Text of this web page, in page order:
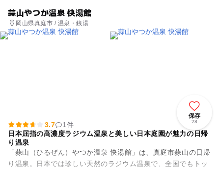
蒜山やつか温泉 快湯館
岡山県真庭市 / 温泉・銭湯
保存
28
3.7
1件
日本屈指の高濃度ラジウム温泉と美しい日本庭園が魅力の日帰
り温泉
「蒜山（ひるぜん）やつか温泉 快湯館」は、真庭市蒜山の日帰
り温泉。日本では珍しい天然のラジウム温泉で、全国でもトッ